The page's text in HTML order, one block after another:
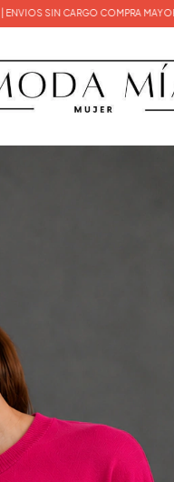
MAYOR A 94.999$ 6 CUOTAS